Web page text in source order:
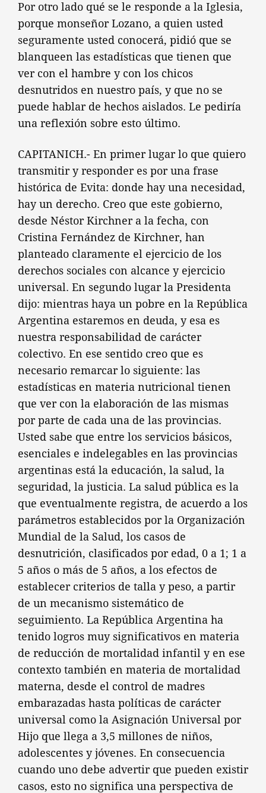
Por otro lado qué se le responde a la Iglesia,
porque monseñor Lozano, a quien usted
seguramente usted conocerá, pidió que se
blanqueen las estadísticas que tienen que
ver con el hambre y con los chicos
desnutridos en nuestro país, y que no se
puede hablar de hechos aislados. Le pediría
una reflexión sobre esto último.
CAPITANICH.- En primer lugar lo que quiero
transmitir y responder es por una frase
histórica de Evita: donde hay una necesidad,
hay un derecho. Creo que este gobierno,
desde Néstor Kirchner a la fecha, con
Cristina Fernández de Kirchner, han
planteado claramente el ejercicio de los
derechos sociales con alcance y ejercicio
universal. En segundo lugar la Presidenta
dijo: mientras haya un pobre en la República
Argentina estaremos en deuda, y esa es
nuestra responsabilidad de carácter
colectivo. En ese sentido creo que es
necesario remarcar lo siguiente: las
estadísticas en materia nutricional tienen
que ver con la elaboración de las mismas
por parte de cada una de las provincias.
Usted sabe que entre los servicios básicos,
esenciales e indelegables en las provincias
argentinas está la educación, la salud, la
seguridad, la justicia. La salud pública es la
que eventualmente registra, de acuerdo a los
parámetros establecidos por la Organización
Mundial de la Salud, los casos de
desnutrición, clasificados por edad, 0 a 1; 1 a
5 años o más de 5 años, a los efectos de
establecer criterios de talla y peso, a partir
de un mecanismo sistemático de
seguimiento. La República Argentina ha
tenido logros muy significativos en materia
de reducción de mortalidad infantil y en ese
contexto también en materia de mortalidad
materna, desde el control de madres
embarazadas hasta políticas de carácter
universal como la Asignación Universal por
Hijo que llega a 3,5 millones de niños,
adolescentes y jóvenes. En consecuencia
cuando uno debe advertir que pueden existir
casos, esto no significa una perspectiva de